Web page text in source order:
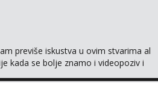
previše iskustva u ovim stvarima al
kada se bolje znamo i videopoziv i